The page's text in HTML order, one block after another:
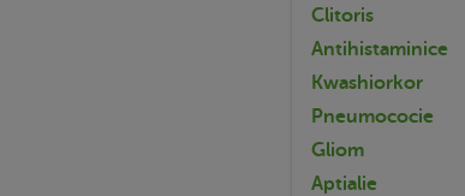
Clitoris
Antihistaminice
Kwashiorkor
Pneumococie
Gliom
Aptialie